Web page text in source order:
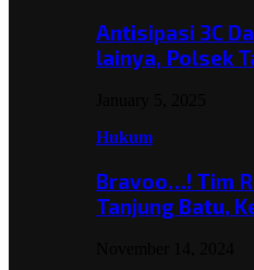
Antisipasi 3C
lainya, Polsek
Hukum
Bravoo…! Tim
Tanjung Batu,